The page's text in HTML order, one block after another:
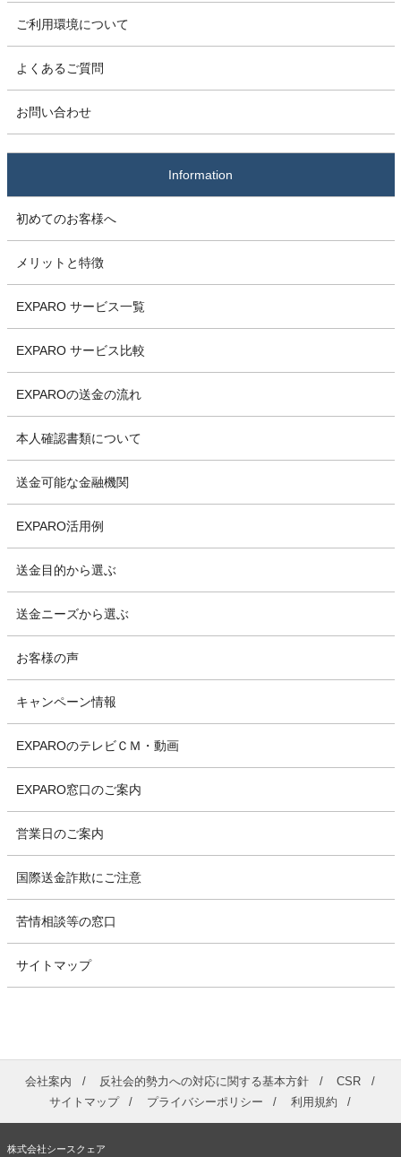
ご利用環境について
よくあるご質問
お問い合わせ
Information
初めてのお客様へ
メリットと特徴
EXPARO サービス一覧
EXPARO サービス比較
EXPAROの送金の流れ
本人確認書類について
送金可能な金融機関
EXPARO活用例
送金目的から選ぶ
送金ニーズから選ぶ
お客様の声
キャンペーン情報
EXPAROのテレビＣＭ・動画
EXPARO窓口のご案内
営業日のご案内
国際送金詐欺にご注意
苦情相談等の窓口
サイトマップ
会社案内 反社会的勢力への対応に関する基本方針
CSR
サイトマップ
プライバシーポリシー 利用規約
株式会社シースクェア